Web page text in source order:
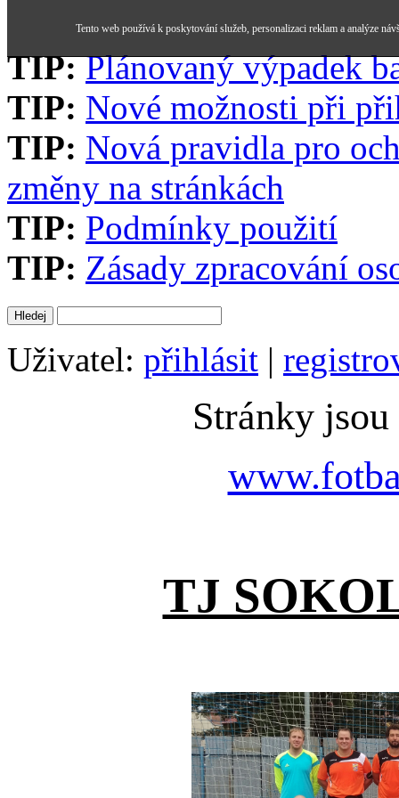
TIP: Plánovaný výpadek
TIP: Nové možnosti při
TIP: Nová pravidla pro
změny na stránkách
TIP: Podmínky použití
TIP: Zásady zpracování
Uživatel: přihlásit |
Stránky
TJ
Tento web používá k poskytování služeb, personalizaci reklam a analýze